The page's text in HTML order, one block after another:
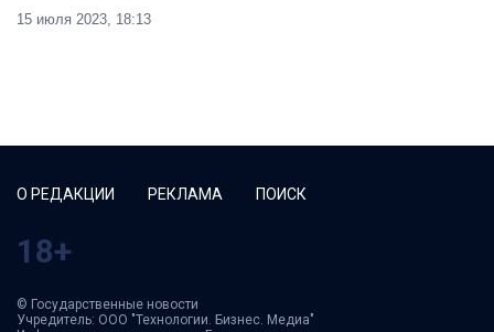
15 июля 2023, 18:13
О РЕДАКЦИИ РЕКЛАМА ПОИСК
18+
© Государственные новости
Учредитель: ООО "Технологии. Бизнес. Медиа"